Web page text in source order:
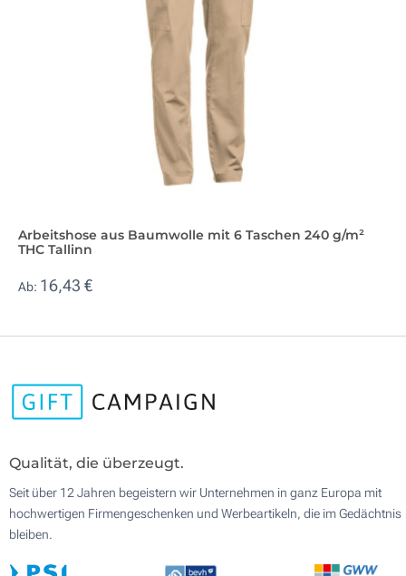
Arbeitshose aus Baumwolle mit 6 Taschen 240 g/m²
THC Tallinn
Ab: 16,43 €
Qualität, die überzeugt.
Seit über 12 Jahren begeistern wir Unternehmen in ganz Europa mit
hochwertigen Firmengeschenken und Werbeartikeln, die im Gedächtnis
bleiben.